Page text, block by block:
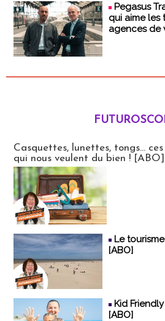
Pegasus
qui aime les
agences de
Casquettes, lunettes, tongs...
qui nous veulent du bien ! [ABO]
Le
[ABO]
Kid
[ABO]